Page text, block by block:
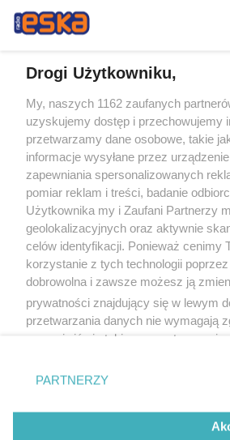
Drogi Użytkowniku,
My, naszych 1162 zaufanych
uzyskujemy dostęp i przechowujemy
przetwarzamy dane osobowe, takie
informacje wysyłane przez
zapewniania spersonalizowanych
pomiar reklam i treści, badanie
Użytkownika my i Zaufani Partnerzy
geolokalizacyjnych oraz aktywnie
celów identyfikacji. Ponieważ cenimy
korzystanie z tych technologii
dobrowolna i zawsze możesz ją
prywatności znajdujący się w lewym
przetwarzania danych nie wymagają
sprzeciwić się takiemu
Zapoznaj się z poniższymi
dotyczące przetwarzania Twoich
PARTNERZY